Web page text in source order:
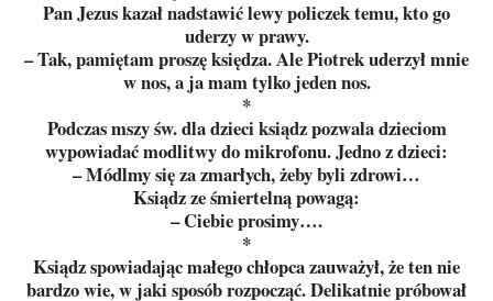
Pan Jezus kazał nadstawić lewy policzek temu, kto go
uderzy w prawy.
– Tak, pamiętam proszę księdza. Ale Piotrek uderzył mnie
w nos, a ja mam tylko jeden nos.
*
Podczas mszy św. dla dzieci ksiądz pozwala dzieciom
wypowiadać modlitwy do mikrofonu. Jedno z dzieci:
– Módlmy się za zmarłych, żeby byli zdrowi…
Ksiądz ze śmiertelną powagą:
– Ciebie prosimy….
*
Ksiądz spowiadając małego chłopca zauważył, że ten nie
bardzo wie, w jaki sposób rozpocząć. Delikatnie próbował